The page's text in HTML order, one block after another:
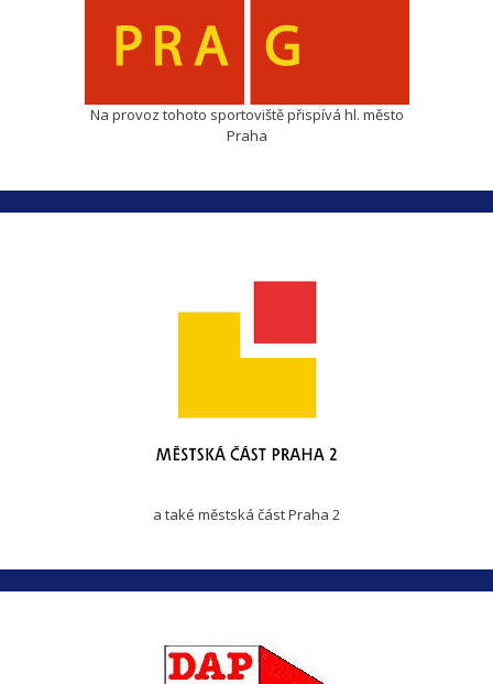
Na provoz tohoto sportoviště přispívá hl. město
Praha
a také městská část Praha 2